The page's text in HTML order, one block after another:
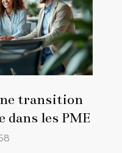
transition
dans les PME